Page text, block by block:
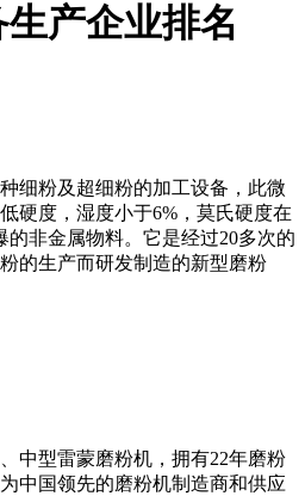
产企业排名
细粉及超细粉的加工设备，此微
硬度，湿度小于6%，莫氏硬度在
的非金属物料。它是经过20多次的
的生产而研发制造的新型磨粉
中型雷蒙磨粉机，拥有22年磨粉
中国领先的磨粉机制造商和供应